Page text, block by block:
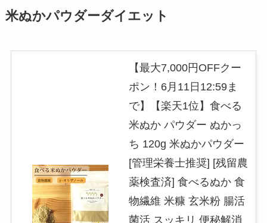
米ぬかパウダーダイエット
【最大7,000円OFFクー
ポン！6月11日12:59ま
で】【楽天1位】食べる
米ぬか パウダー ぬかっ
ち 120g 米ぬかパウダー
[管理栄養士推奨] [残留農
薬検査済] 食べるぬか 食
物繊維 米糠 玄米粉 腸活
菌活 スッキリ 便秘解消